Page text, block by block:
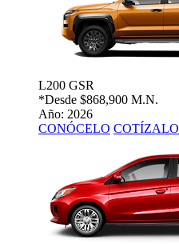
L200 GSR
*Desde $868,900 M.N.
Año: 2026
CONÓCELO COTÍZALO